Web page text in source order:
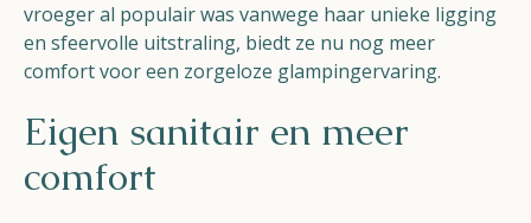
Android Play Store
vroeger al populair was vanwege haar unieke ligging
en sfeervolle uitstraling, biedt ze nu nog meer
comfort voor een zorgeloze glampingervaring.
Eigen sanitair en meer
comfort